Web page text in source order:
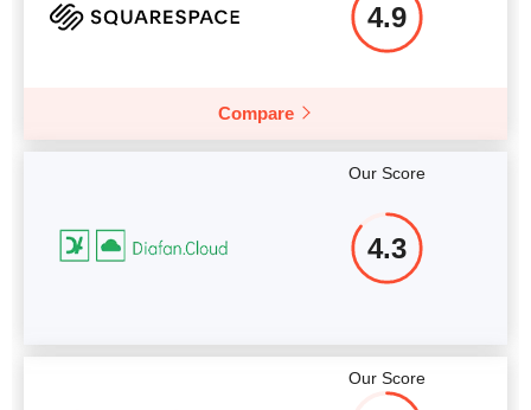
4.9
Compare
Our Score
4.3
Our Score